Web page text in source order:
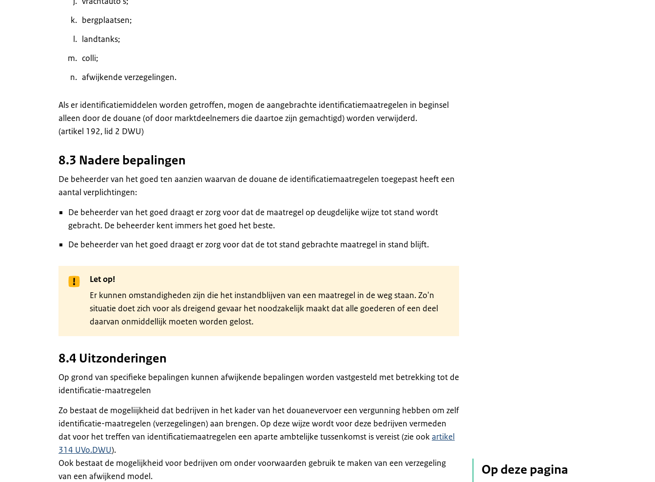
Op deze pagina
bergplaatsen;
landtanks;
colli;
afwijkende verzegelingen.
Als er identificatiemiddelen worden getroffen, mogen de aangebrachte identificatiemaatregelen in beginsel
alleen door de douane (of door marktdeelnemers die daartoe zijn gemachtigd) worden verwijderd.
(artikel 192, lid 2 DWU)
8.3 Nadere bepalingen
De beheerder van het goed ten aanzien waarvan de douane de identificatiemaatregelen toegepast heeft een
aantal verplichtingen:
De beheerder van het goed draagt er zorg voor dat de maatregel op deugdelijke wijze tot stand wordt
gebracht. De beheerder kent immers het goed het beste.
De beheerder van het goed draagt er zorg voor dat de tot stand gebrachte maatregel in stand blijft.
Let op!
Er kunnen omstandigheden zijn die het instandblijven van een maatregel in de weg staan. Zo'n
situatie doet zich voor als dreigend gevaar het noodzakelijk maakt dat alle goederen of een deel
daarvan onmiddellijk moeten worden gelost.
8.4 Uitzonderingen
Op grond van specifieke bepalingen kunnen afwijkende bepalingen worden vastgesteld met betrekking tot de
identificatie-maatregelen
Zo bestaat de mogeliijkheid dat bedrijven in het kader van het douanevervoer een vergunning hebben om zelf
identificatie-maatregelen (verzegelingen) aan brengen. Op deze wijze wordt voor deze bedrijven vermeden
dat voor het treffen van identificatiemaatregelen een aparte ambtelijke tussenkomst is vereist (zie ookartikel
314 UVo.DWU).
Ook bestaat de mogelijkheid voor bedrijven om onder voorwaarden gebruik te maken van een verzegeling
van een afwijkend model.